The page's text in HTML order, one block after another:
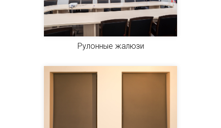
Рулонные жалюзи